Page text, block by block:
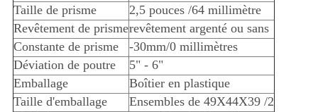
Taille de prisme
2,5 pouces /64 millimètre
Revêtement de prismerevêtement argenté ou sans
Constante de prisme
-30mm/0 millimètres
Déviation de poutre
5" - 6"
Emballage
Boîtier en plastique
Taille d'emballage
Ensembles de 49X44X39 /2